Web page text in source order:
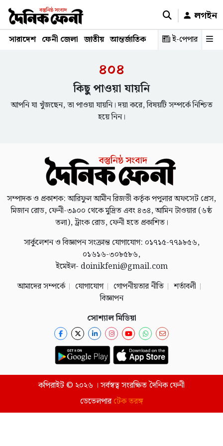
লগইন
সারাদেশ ফেনী জেলা জাতীয় আন্তর্জাতিক রাজনীতি স্বাস্থ্য শিক্ষা
ই-পেপার
৪০৪
কিছু পাওয়া যায়নি
আপনি যা খুঁজছেন, তা পাওয়া যায়নি। দয়া করে, বিষয়টি সম্পর্কে নিশ্চিত
হয়ে নিন।
সম্পাদক ও প্রকাশক: আরিফুল আমীন রিজভী কর্তৃক পপুলার অফসেট প্রেস,
মিজান রোড, ফেনী-৩৯০০ থেকে মুদ্রিত এবং ৪৩৪, আমিন টাওয়ার (৬ষ্ঠ
তলা), ট্রাংক রোড, ফেনী হতে প্রকাশিত।
সার্কুলেশন ও বিজ্ঞাপন সংক্রান্ত যোগাযোগ: ০১৭১৫-৭৭৯৮৫৬,
০১৬১৬-৩০৮৫৮৬,
ইমেইল- doinikfeni@gmail.com
আমাদের সম্পর্কে
যোগাযোগ গোপনীয়তার নীতি
শর্তাবলী
বিজ্ঞাপন
সোশ্যাল মিডিয়া
কপিরাইট © ২০২৬ । সর্বস্বত্ব সংরক্ষিত দৈনিক ফেনী
ডেভেলপারটেক তরঙ্গ